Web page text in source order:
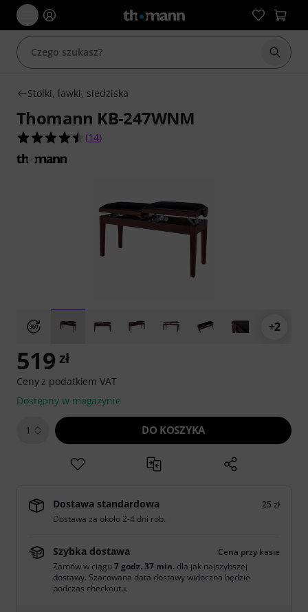
Stolki, lawki, siedziska
Thomann KB-247WNM
4.5 na 5 gwiazdek z 14 ocen klientów
(14)
+2
519 zł
Ceny z podatkiem VAT
Dostępny w magazynie
1 DO KOSZYKA
Dostawa standardowa
25 zł
Dostawa za około 2-4 dni rob.
Szybka dostawa
Cena przy kasie
Zamów w ciągu7 godz. 37 min. dla jak najszybszej
dostawy. Szacowana data dostawy widoczna będzie
podczas checkoutu.